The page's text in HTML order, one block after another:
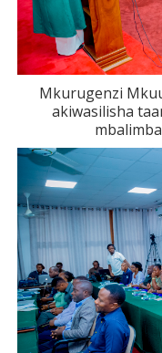
Mkurugenzi
akiwasilisha